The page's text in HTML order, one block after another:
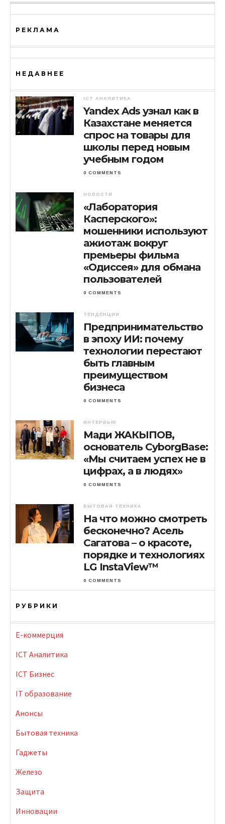
РЕКЛАМА
НЕДАВНЕЕ
ICT АНАЛИТИКА
Yandex Ads узнал как в
Казахстане меняется
спрос на товары для
школы перед новым
учебным годом
0 COMMENTS
НОВОСТИ
«Лаборатория
Касперского»:
мошенники используют
ажиотаж вокруг
премьеры фильма
«Одиссея» для обмана
пользователей
0 COMMENTS
ТЕНДЕНЦИИ
Предпринимательство
в эпоху ИИ: почему
технологии перестают
быть главным
преимуществом
бизнеса
0 COMMENTS
ИНТЕРВЬЮ
Мади ЖАКЫПОВ,
основатель CyborgBase:
«Мы считаем успех не в
цифрах, а в людях»
0 COMMENTS
БЫТОВАЯ ТЕХНИКА
На что можно смотреть
бесконечно? Асель
Сагатова – о красоте,
порядке и технологиях
LG InstaView™
0 COMMENTS
РУБРИКИ
E-коммерция
ICT Аналитика
ICT Бизнес
IT образование
Анонсы
Бытовая техника
Гаджеты
Железо
Защита
Инновации